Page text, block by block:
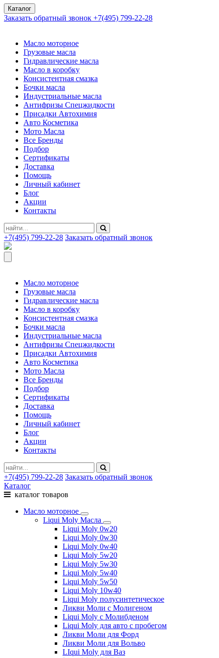
Каталог
Заказать обратный звонок +7(495) 799-22-28
Масло моторное
Грузовые масла
Гидравлические масла
Масло в коробку
Консистентная смазка
Бочки масла
Индустриальные масла
Антифризы Спецжидкости
Присадки Автохимия
Авто Косметика
Мото Масла
Все Бренды
Подбор
Сертификаты
Доставка
Помощь
Личный кабинет
Блог
Акции
Контакты
+7(495) 799-22-28 Заказать обратный звонок
Масло моторное
Грузовые масла
Гидравлические масла
Масло в коробку
Консистентная смазка
Бочки масла
Индустриальные масла
Антифризы Спецжидкости
Присадки Автохимия
Авто Косметика
Мото Масла
Все Бренды
Подбор
Сертификаты
Доставка
Помощь
Личный кабинет
Блог
Акции
Контакты
+7(495) 799-22-28 Заказать обратный звонок
Каталог
каталог товаров
Масло моторное
Liqui Moly Масла
Liqui Moly 0w20
Liqui Moly 0w30
Liqui Moly 0w40
Liqui Moly 5w20
Liqui Moly 5w30
Liqui Moly 5w40
Liqui Moly 5w50
Liqui Moly 10w40
Liqui Moly полусинтетическое
Ликви Моли с Молигеном
Liqui Moly с Молибденом
Liqui Moly для авто с пробегом
Ликви Моли для Форд
Ликви Моли для Вольво
LIqui Moly для Ваз